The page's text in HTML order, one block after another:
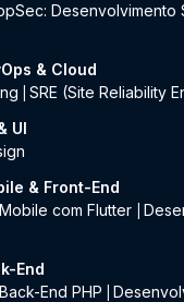
Desenvolvimento
& Cloud
SRE (Site Reliability
UI
& Front-End
com Flutter
End
End PHP